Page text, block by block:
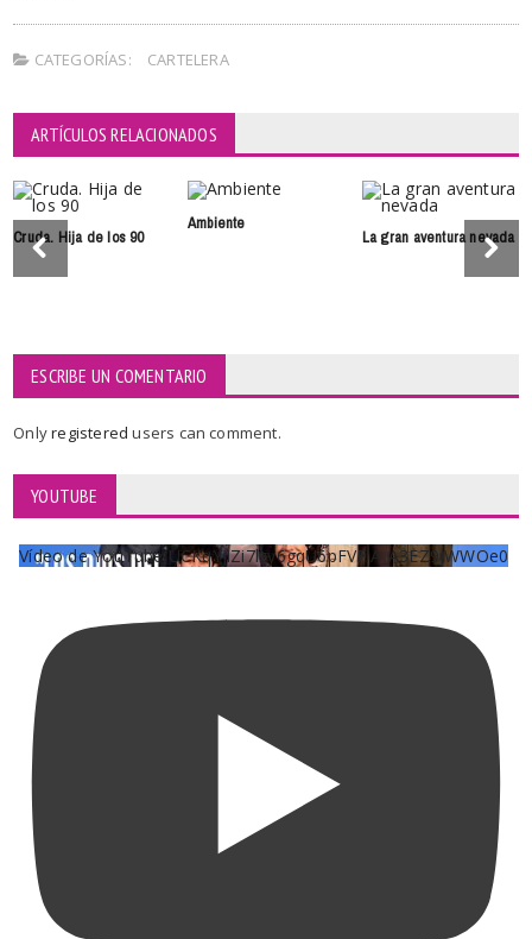
CATEGORÍAS: CARTELERA
ARTÍCULOS RELACIONADOS
Cruda. Hija de los 90
Ambiente
La gran aventura nevada
ESCRIBE UN COMENTARIO
Onlyregisteredusers can comment.
YOUTUBE
Vídeo de YouTube UCKqYjiZi7lzy6gqU6pFVFiA_A3EZ9JWWOe0